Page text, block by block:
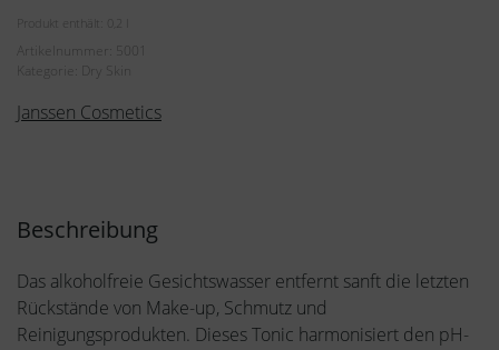
Produkt enthält: 0,2
Artikelnummer:
5001
Kategorie:
Dry Skin
Janssen Cosmetics
Beschreibung
Das alkoholfreie Gesichtswasser entfernt sanft die letzten
Rückstände von Make-up, Schmutz und
Reinigungsprodukten. Dieses Tonic harmonisiert den pH-